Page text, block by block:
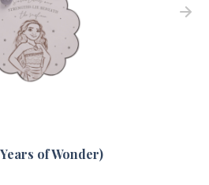
of Wonder)